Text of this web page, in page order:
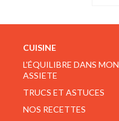
CUISINE
L'ÉQUILIBRE DANS MON
ASSIETE
TRUCS ET ASTUCES
NOS RECETTES